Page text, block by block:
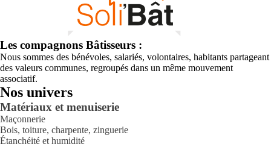
Les compagnons Bâtisseurs :
Nous sommes des bénévoles, salariés, volontaires, habitants partageant
des valeurs communes, regroupés dans un même mouvement
associatif.
Nos univers
Matériaux et menuiserie
Maçonnerie
Bois, toiture, charpente, zinguerie
Étanchéité et humidité